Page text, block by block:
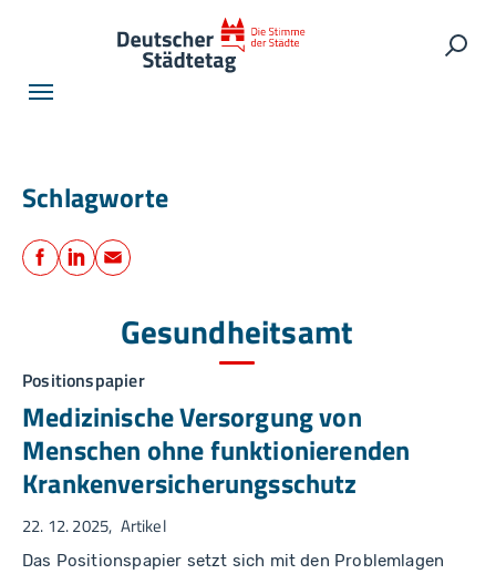
Schlagworte
Teilen
Facebook
LinkedIn
E-Mail
Gesundheitsamt
Positionspapier
Medizinische Versorgung von
Menschen ohne funktionierenden
Krankenversicherungsschutz
22. 12. 2025 Artikel
Das Positionspapier setzt sich mit den Problemlagen